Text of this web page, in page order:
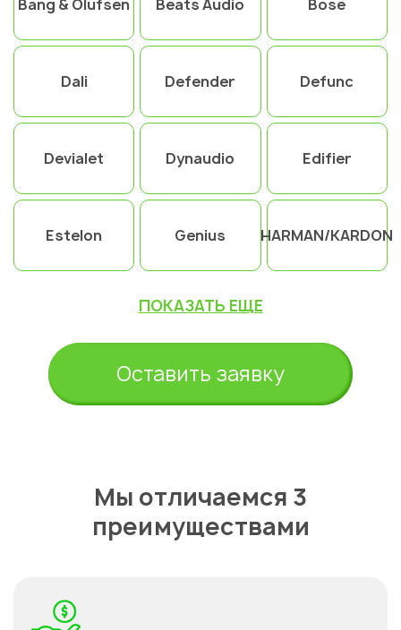
Bang & Olufsen Beats Audio Bose
Dali Defender Defunc
Devialet Dynaudio Edifier
Estelon Genius HARMAN/KARDON
ПОКАЗАТЬ ЕЩЕ
Оставить заявку
Мы отличаемся 3
преимуществами